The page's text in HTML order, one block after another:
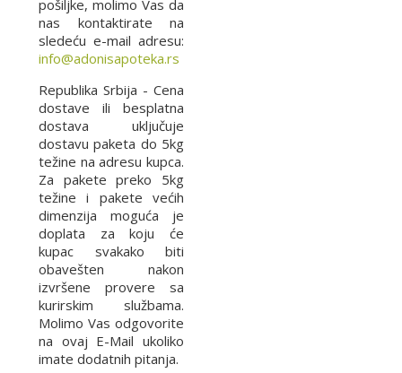
pošiljke, molimo Vas da
nas kontaktirate na
sledeću e-mail adresu:
info@adonisapoteka.rs
Republika Srbija - Cena
dostave ili besplatna
dostava uključuje
dostavu paketa do 5kg
težine na adresu kupca.
Za pakete preko 5kg
težine i pakete većih
dimenzija moguća je
doplata za koju će
kupac svakako biti
obavešten nakon
izvršene provere sa
kurirskim službama.
Molimo Vas odgovorite
na ovaj E-Mail ukoliko
imate dodatnih pitanja.